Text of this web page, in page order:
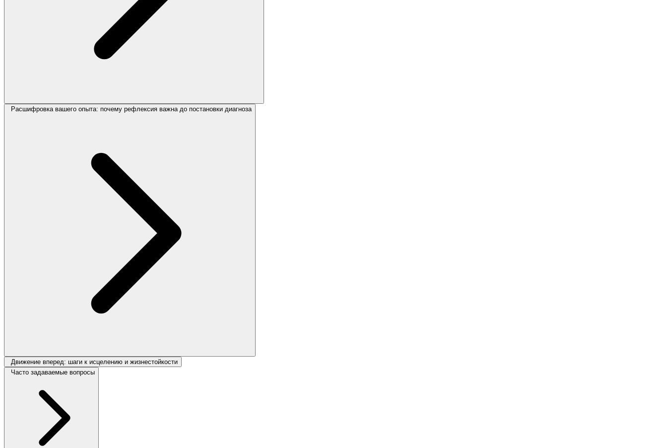
Расшифровка вашего опыта: почему рефлексия важна до постановки диагноза
Движение вперед: шаги к исцелению и жизнестойкости
Часто задаваемые вопросы